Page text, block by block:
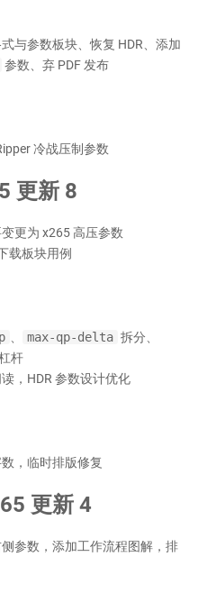
与参数板块、恢复 HDR、添加
参数、弃 PDF 发布
冷战压制参数
更新 8
更为 x265 高压参数
载板块用例
max-qp-delta 拆分、
杆
，HDR 参数设计优化
，临时排版修复
更新 4
参数，添加工作流程图解，排